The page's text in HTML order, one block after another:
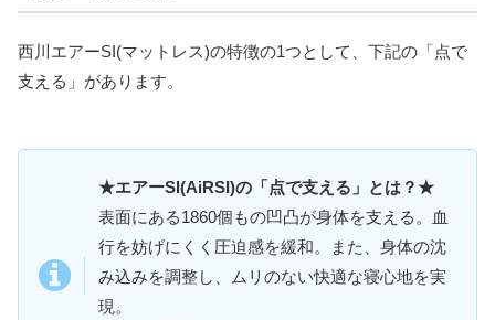
西川エアーSI(マットレス)の特徴の1つとして、下記の「点で
支える」があります。
★エアーSI(AiRSI)の「点で支える」とは？★
表面にある1860個もの凹凸が身体を支える。血
行を妨げにくく圧迫感を緩和。また、身体の沈
み込みを調整し、ムリのない快適な寝心地を実
現。